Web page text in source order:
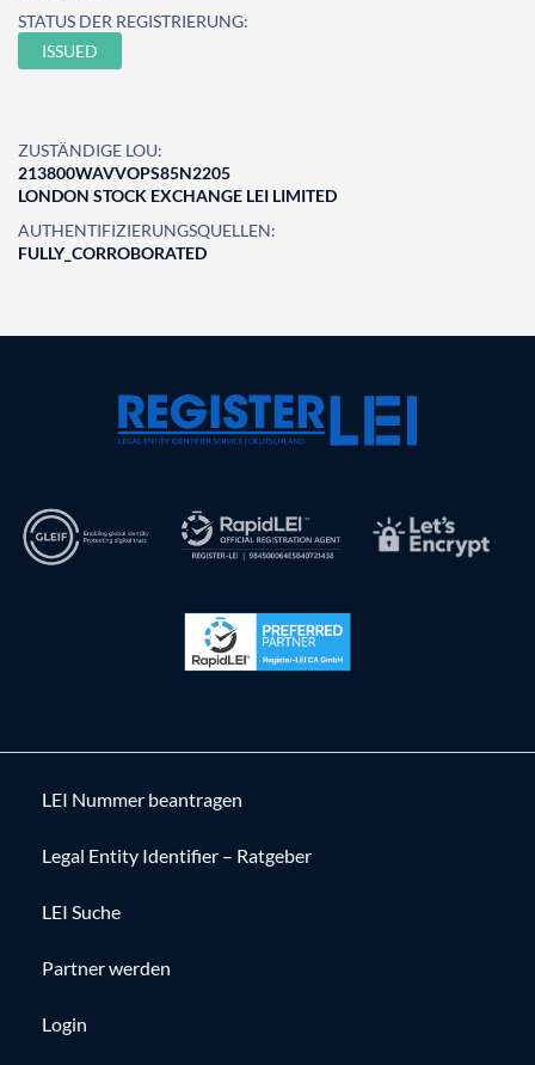
STATUS DER REGISTRIERUNG:
ISSUED
ZUSTÄNDIGE LOU:
213800WAVVOPS85N2205
LONDON STOCK EXCHANGE LEI LIMITED
AUTHENTIFIZIERUNGSQUELLEN:
FULLY_CORROBORATED
LEI Nummer beantragen
Legal Entity Identifier – Ratgeber
LEI Suche
Partner werden
Login